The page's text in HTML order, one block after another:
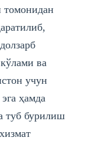
томонидан
ва
учун
ҳамда
туб бурилиш